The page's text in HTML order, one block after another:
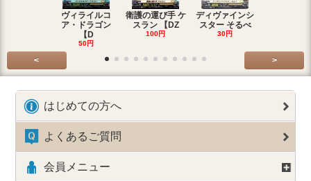
ヴィライルコ
ア・ドラゴン
【D
50円
衛護の運び手 ケ
スラン 【DZ
100円
ディヴァインシ
スター そるべ
30円
< >
はじめての方へ
よくあるご質問
会員メニュー